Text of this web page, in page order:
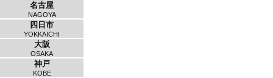
名古屋
NAGOYA
四日市
YOKKAICHI
大阪
OSAKA
神戸
KOBE